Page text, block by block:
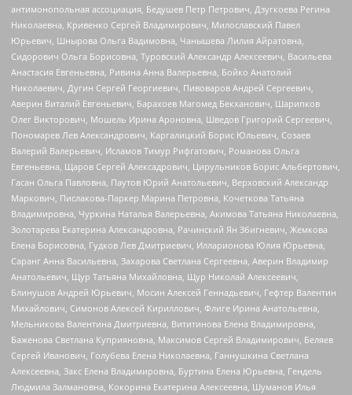
антимонопольная ассоциация, Бедушев Петр Петрович, Дзугкоева Регина
Николаевна, Кривенко Сергей Владимирович, Милославский Павел
Юрьевич, Шнырова Ольга Вадимовна, Чанышева Лилия Айратовна,
Сидорович Ольга Борисовна, Туровский Александр Алексеевич, Васильева
Анастасия Евгеньевна, Ривина Анна Валерьевна, Бойко Анатолий
Николаевич, Дугин Сергей Георгиевич, Пивоваров Андрей Сергеевич,
Аверин Виталий Евгеньевич, Барахоев Магомед Бекханович, Шарипков
Олег Викторович, Мошель Ирина Ароновна, Шведов Григорий Сергеевич,
Пономарев Лев Александрович, Каргалицкий Борис Юльевич, Созаев
Валерий Валерьевич, Исламов Тимур Рифгатович, Романова Ольга
Евгеньевна, Щаров Сергей Алексадрович, Цирульников Борис Альбертович,
Гасан Ольга Павловна, Паутов Юрий Анатольевич, Верховский Александр
Маркович, Пислакова-Паркер Марина Петровна, Кочеткова Татьяна
Владимировна, Чуркина Наталья Валерьевна, Акимова Татьяна Николаевна,
Золотарева Екатерина Александровна, Рачинский Ян Збигневич, Жемкова
Елена Борисовна, Гудков Лев Дмитриевич, Илларионова Юлия Юрьевна,
Саранг Анна Васильевна, Захарова Светлана Сергеевна, Аверин Владимир
Анатольевич, Щур Татьяна Михайловна, Щур Николай Алексеевич,
Блинушов Андрей Юрьевич, Мосин Алексей Геннадьевич, Гефтер Валентин
Михайлович, Симонов Алексей Кириллович, Флиге Ирина Анатольевна,
Мельникова Валентина Дмитриевна, Вититинова Елена Владимировна,
Баженова Светлана Куприяновна, Максимов Сергей Владимирович, Беляев
Сергей Иванович, Голубева Елена Николаевна, Ганнушкина Светлана
Алексеевна, Закс Елена Владимировна, Буртина Елена Юрьевна, Гендель
Людмила Залмановна, Кокорина Екатерина Алексеевна, Шуманов Илья